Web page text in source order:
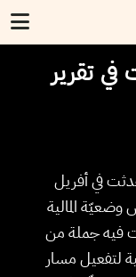
في تقرير
في أفريل
وضعيّة المالية
فيه جملة من
لتفعيل مسار